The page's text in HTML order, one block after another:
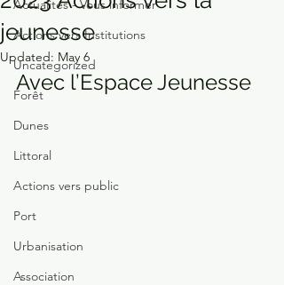
Actualités - Vous informer
Actions vers Institutions
Uncategorized
Forêt
Dunes
Littoral
Actions vers public
Port
Urbanisation
Association
jeunesse
Updated: May 6
Avec l’Espace Jeunesse